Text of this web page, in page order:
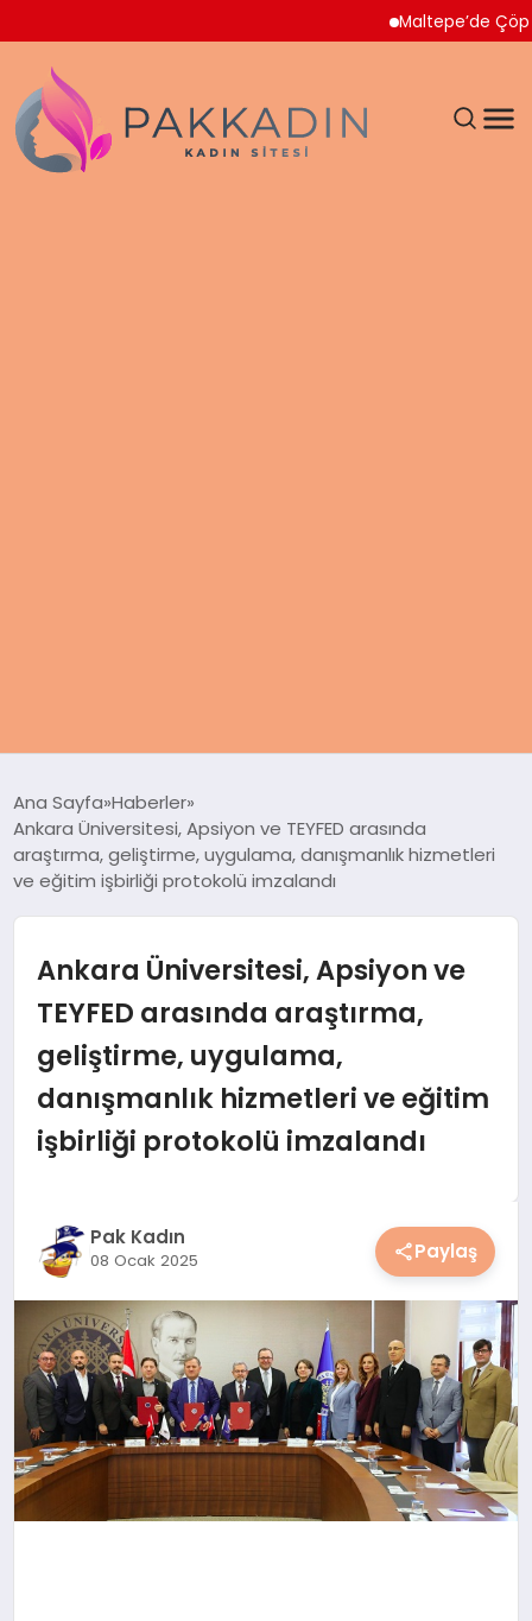
Maltepe’de Çöp Ev
KADIN
MAGAZIN
SPOR & FITNESS
YAŞAM
YEMEK
HESAPLAMALAR
Ana Sayfa Haberler
Ankara Üniversitesi, Apsiyon ve TEYFED arasında
araştırma, geliştirme, uygulama, danışmanlık hizmetleri
ve eğitim işbirliği protokolü imzalandı
Ankara Üniversitesi, Apsiyon ve
TEYFED arasında araştırma,
geliştirme, uygulama,
danışmanlık hizmetleri ve eğitim
işbirliği protokolü imzalandı
Pak Kadın
08 Ocak 2025 Paylaş